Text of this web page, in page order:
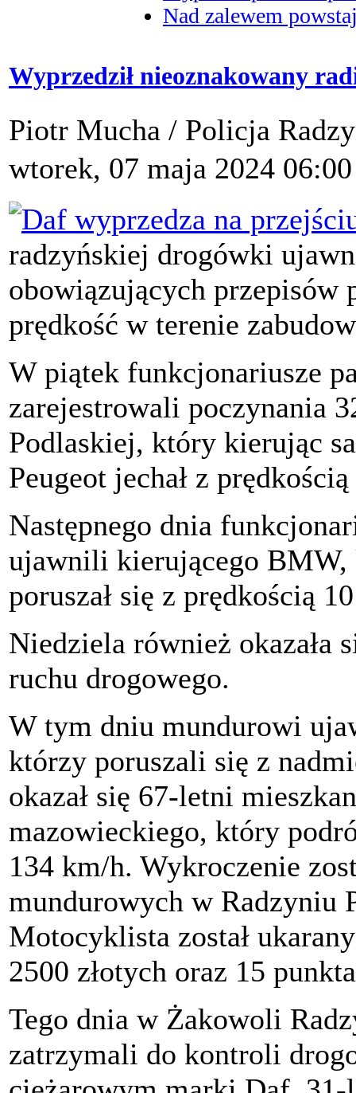
Nad zalewem
Wyprzedził nieoznakowany
Piotr Mucha / Policja
wtorek, 07 maja 2024 06:00
radzyńskiej drogówki
obowiązujących przepisów
prędkość w terenie
W piątek funkcjonariusze
zarejestrowali poczynania
Podlaskiej, który kierując
Peugeot jechał z
Następnego dnia
ujawnili kierującego BMW,
poruszał się z prędkością
Niedziela również okazała
ruchu drogowego.
W tym dniu mundurowi
którzy poruszali się z
okazał się 67-letni
mazowieckiego, który
134 km/h. Wykroczenie
mundurowych w Radzyniu
Motocyklista został
2500 złotych oraz 15
Tego dnia w Żakowoli
zatrzymali do kontroli